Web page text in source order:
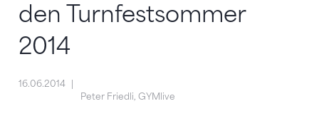
den Turnfestsommer
2014
16.06.2014
Peter Friedli, GYMlive